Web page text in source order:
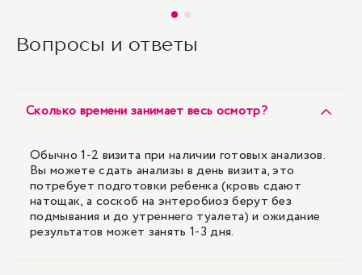
Вопросы и ответы
Сколько времени занимает весь осмотр?
Обычно 1-2 визита при наличии готовых анализов.
Вы можете сдать анализы в день визита, это
потребует подготовки ребенка (кровь сдают
натощак, а соскоб на энтеробиоз берут без
подмывания и до утреннего туалета) и ожидание
результатов может занять 1-3 дня.